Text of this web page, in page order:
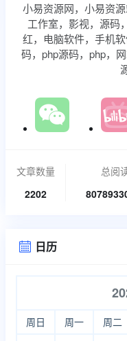
小易资源网，小易资
工作室，影视，源码
红，电脑软件，手机
码，php源码，php，
文章数量
2202
总阅
 日历
周日 周一 周二